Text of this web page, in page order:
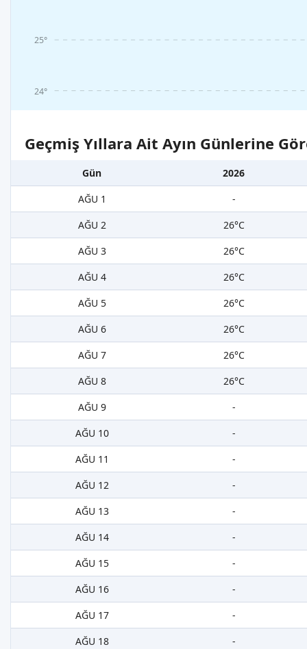
24°
25°
Geçmiş Yıllara Ait Ayın Günlerine
Gün
2026
AĞU 1
-
AĞU 2
26°C
AĞU 3
26°C
AĞU 4
26°C
AĞU 5
26°C
AĞU 6
26°C
AĞU 7
26°C
AĞU 8
26°C
AĞU 9
-
AĞU 10
-
AĞU 11
-
AĞU 12
-
AĞU 13
-
AĞU 14
-
AĞU 15
-
AĞU 16
-
AĞU 17
-
AĞU 18
-